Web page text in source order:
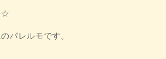
☆
パレルモです。